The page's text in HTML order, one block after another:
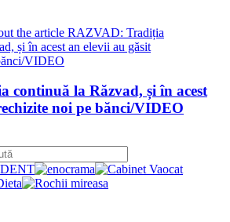
continuă la Răzvad, și în acest
noi pe bănci/VIDEO
Escape